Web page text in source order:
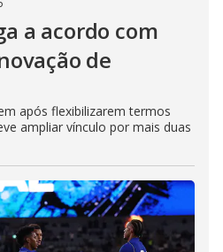
a acordo com
de
após flexibilizarem termos
ampliar vínculo por mais duas